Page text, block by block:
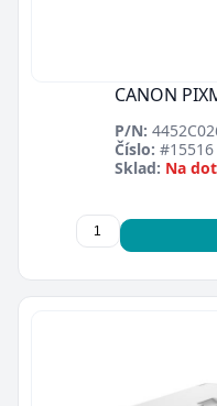
CANON
P/N:
Číslo: #15516
Sklad: Na